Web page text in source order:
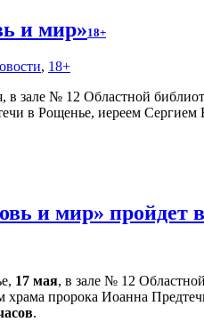
и мир»18+
, 18+
в зале № 12 Областной
в Рощенье, иереем
и мир» пройдет
17 мая, в зале № 12
храма пророка Иоанна
.